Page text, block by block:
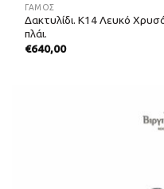
ΓΑΜΟΣ
Δακτυλίδι. Κ14 Λευκό
πλάι.
€640,00